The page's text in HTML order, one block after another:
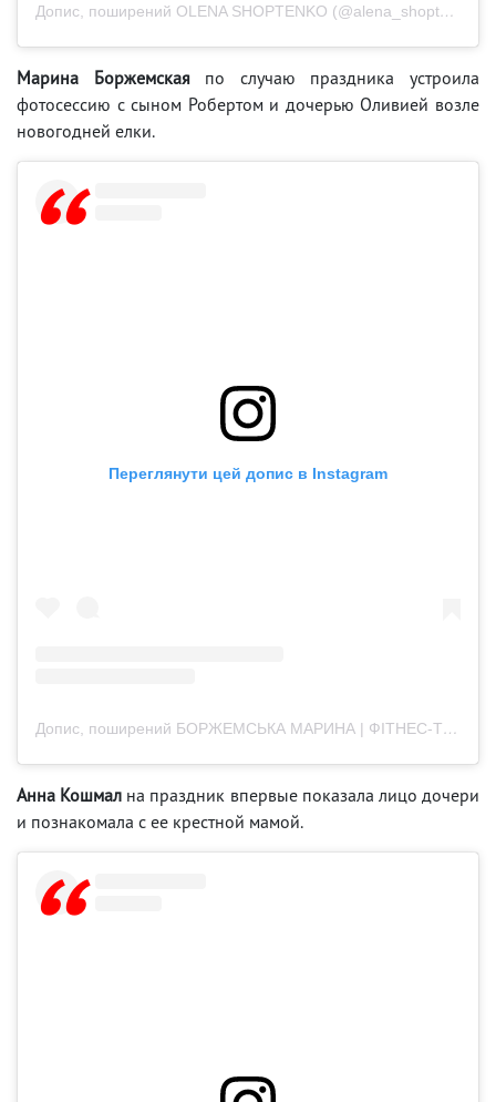
Допис, поширений OLENA SHOPTENKO (@alena_shoptenko)
Марина Боржемскаяпо случаю праздника устроила
фотосессию с сыном Робертом и дочерью Оливией возле
новогодней елки.
Переглянути цей допис в Instagram
Допис, поширений БОРЖЕМСЬКА МАРИНА | ФІТНЕС-ТРЕНЕР| МАРАФОН СХУДНЕННЯ (@uzelkova.marina)
Анна Кошмал на праздник впервые показала лицо дочери
и познакомала с ее крестной мамой.